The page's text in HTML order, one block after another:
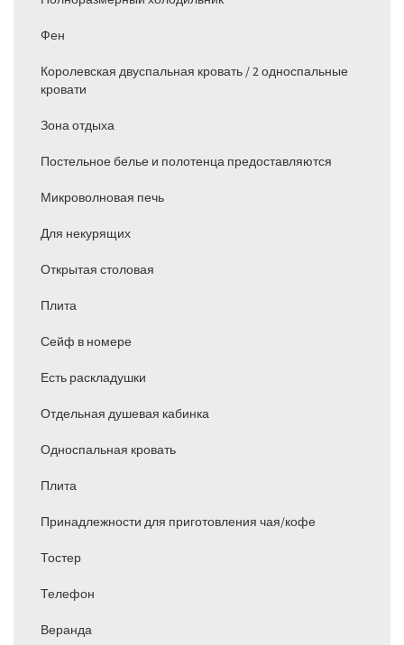
Фен
Королевская двуспальная кровать / 2 односпальные
кровати
Зона отдыха
Постельное белье и полотенца предоставляются
Микроволновая печь
Для некурящих
Открытая столовая
Плита
Сейф в номере
Есть раскладушки
Отдельная душевая кабинка
Односпальная кровать
Плита
Принадлежности для приготовления чая/кофе
Тостер
Телефон
Веранда